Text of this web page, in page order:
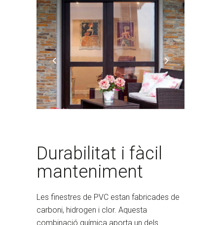
Durabilitat i fàcil
manteniment
Les finestres de PVC estan fabricades de
carboni, hidrogen i clor. Aquesta
combinació química aporta un dels